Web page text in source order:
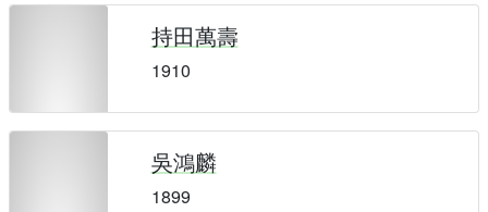
持田萬壽
1910
吳鴻麟
1899